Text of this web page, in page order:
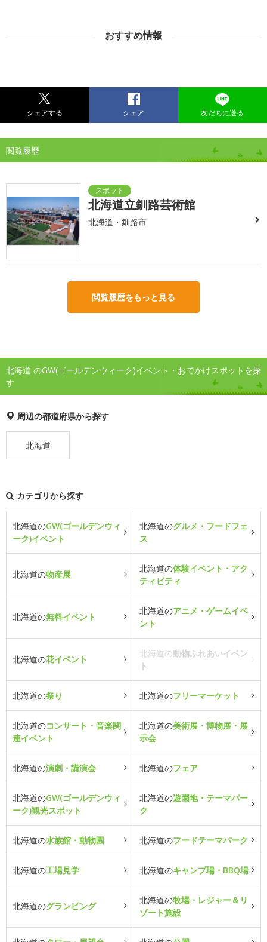
おすすめ情報
シェアする シェア 友だちに送る
閲覧履歴
北海道立釧路芸術館
北海道・釧路市
閲覧履歴をもっと見る
北海道 のGW(ゴールデンウィーク)イベント・おでかけスポットを探
す
周辺の都道府県から探す
北海道
カテゴリから探す
北海道のGW(ゴールデンウィ
ーク)イベント
北海道のグルメ・フードフェ
ス
北海道の物産展
北海道の体験イベント・アク
ティビティ
北海道の無料イベント
北海道のアニメ・ゲームイベ
ント
北海道の花イベント
北海道の動物ふれあいイベン
ト
北海道の祭り 北海道のフリーマーケット
北海道のコンサート・音楽関
連イベント
北海道の美術展・博物展・展
示会
北海道の演劇・講演会 北海道のフェア
北海道のGW(ゴールデンウィ
ーク)観光スポット
北海道の遊園地・テーマパー
ク
北海道の水族館・動物園 北海道のフードテーマパーク
北海道の工場見学 北海道のキャンプ場・BBQ場
北海道のグランピング
北海道の牧場・レジャー＆リ
ゾート施設